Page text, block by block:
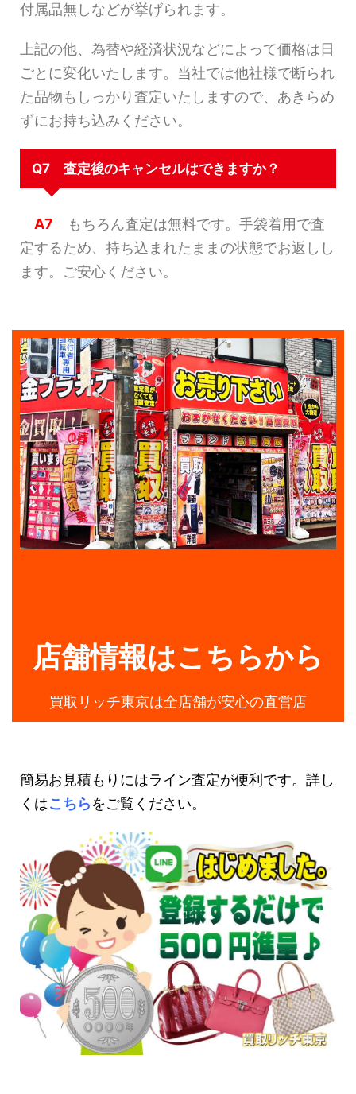
付属品無しなどが挙げられます。
上記の他、為替や経済状況などによって価格は日
ごとに変化いたします。当社では他社様で断られ
た品物もしっかり査定いたしますので、あきらめ
ずにお持ち込みください。
Q7 査定後のキャンセルはできますか？
A7 もちろん査定は無料です。手袋着用で査
定するため、持ち込まれたままの状態でお返しし
ます。ご安心ください。
店舗情報はこちらから
買取リッチ東京は全店舗が安心の直営店
簡易お見積もりにはライン査定が便利です。詳し
くはこちらをご覧ください。